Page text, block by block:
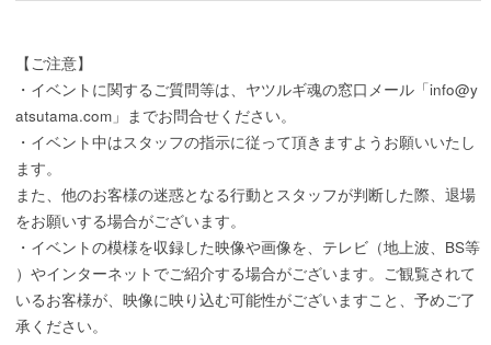
【ご注意】
・イベントに関するご質問等は、ヤツルギ魂の窓口メール「info@y
atsutama.com」までお問合せください。
・イベント中はスタッフの指示に従って頂きますようお願いいたし
ます。
また、他のお客様の迷惑となる行動とスタッフが判断した際、退場
をお願いする場合がございます。
・イベントの模様を収録した映像や画像を、テレビ（地上波、BS等
）やインターネットでご紹介する場合がございます。ご観覧されて
いるお客様が、映像に映り込む可能性がございますこと、予めご了
承ください。